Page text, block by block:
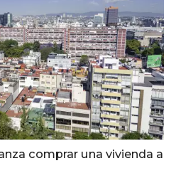
comprar una vivienda a